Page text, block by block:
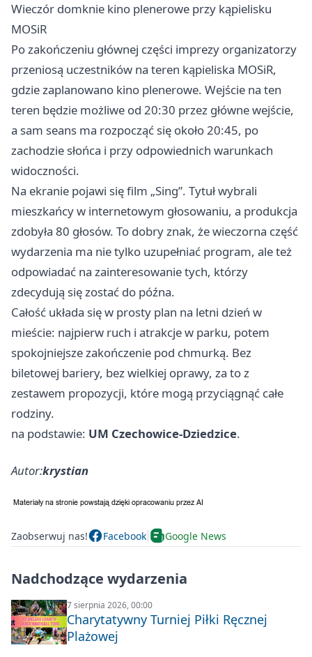
Wieczór domknie kino plenerowe przy kąpielisku
MOSiR
Po zakończeniu głównej części imprezy organizatorzy
przeniosą uczestników na teren kąpieliska MOSiR,
gdzie zaplanowano kino plenerowe. Wejście na ten
teren będzie możliwe od 20:30 przez główne wejście,
a sam seans ma rozpocząć się około 20:45, po
zachodzie słońca i przy odpowiednich warunkach
widoczności.
Na ekranie pojawi się film „Sing”. Tytuł wybrali
mieszkańcy w internetowym głosowaniu, a produkcja
zdobyła 80 głosów. To dobry znak, że wieczorna część
wydarzenia ma nie tylko uzupełniać program, ale też
odpowiadać na zainteresowanie tych, którzy
zdecydują się zostać do późna.
Całość układa się w prosty plan na letni dzień w
mieście: najpierw ruch i atrakcje w parku, potem
spokojniejsze zakończenie pod chmurką. Bez
biletowej bariery, bez wielkiej oprawy, za to z
zestawem propozycji, które mogą przyciągnąć całe
rodziny.
na podstawie: UM Czechowice-Dziedzice.
Autor:krystian
Zaobserwuj nas! Facebook Google News
Nadchodzące wydarzenia
7 sierpnia 2026, 00:00
Charytatywny Turniej Piłki Ręcznej
Plażowej